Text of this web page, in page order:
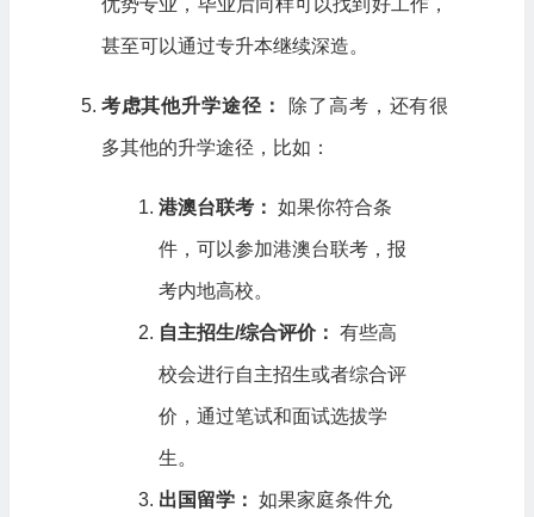
优势专业，毕业后同样可以找到好工作，
甚至可以通过专升本继续深造。
考虑其他升学途径： 除了高考，还有很
多其他的升学途径，比如：
港澳台联考： 如果你符合条
件，可以参加港澳台联考，报
考内地高校。
自主招生/综合评价： 有些高
校会进行自主招生或者综合评
价，通过笔试和面试选拔学
生。
出国留学： 如果家庭条件允